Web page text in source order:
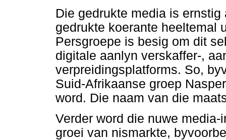
Die gedrukte media is
gedrukte koerante heeltemal
Persgroepe is besig om dit
digitale aanlyn verskaffer-,
verpreidingsplatforms. So,
Suid-Afrikaanse groep
word. Die naam van die
Verder word die nuwe
groei van nismarkte,